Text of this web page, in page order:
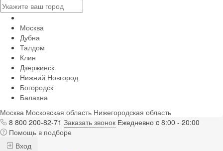
Москва
Дубна
Талдом
Клин
Дзержинск
Нижний Новгород
Богородск
Балахна
Москва Московская область Нижегородская область
8 800 200-82-71 Заказать звонок Ежедневно c 8:00 - 20:00
Помощь в подборе
Вход